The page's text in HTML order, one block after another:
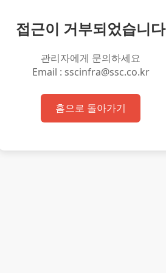
접근이 거부되었습니다
관리자에게 문의하세요
Email : sscinfra@ssc.co.kr
홈으로 돌아가기